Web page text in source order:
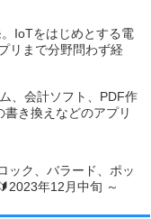
IoTをはじめとする電
リまで分野問わず経
、会計ソフト、PDF作
き換えなどのアプリ
ック、バラード、ポッ
年12月中旬 ～